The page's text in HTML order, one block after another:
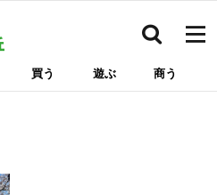
買う 遊ぶ 商う